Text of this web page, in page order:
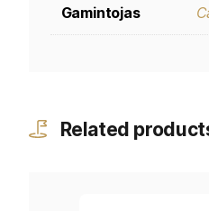
Gamintojas
Related